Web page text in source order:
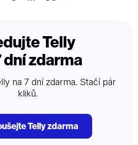
Telly
dní zdarma
na 7 dní zdarma. Stačí pár
kliků.
Telly zdarma